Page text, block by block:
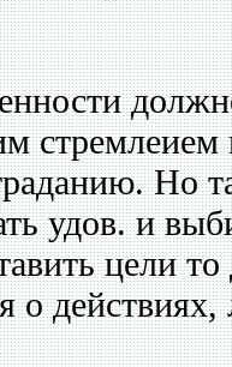
стремлеием
Но
удов. и
цели
о